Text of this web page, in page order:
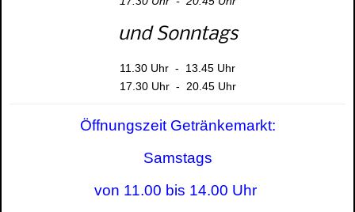
und Sonntags
11.30 Uhr - 13.45 Uhr
17.30 Uhr - 20.45 Uhr
Öffnungszeit Getränkemarkt:
Samstags
von 11.00 bis 14.00 Uhr